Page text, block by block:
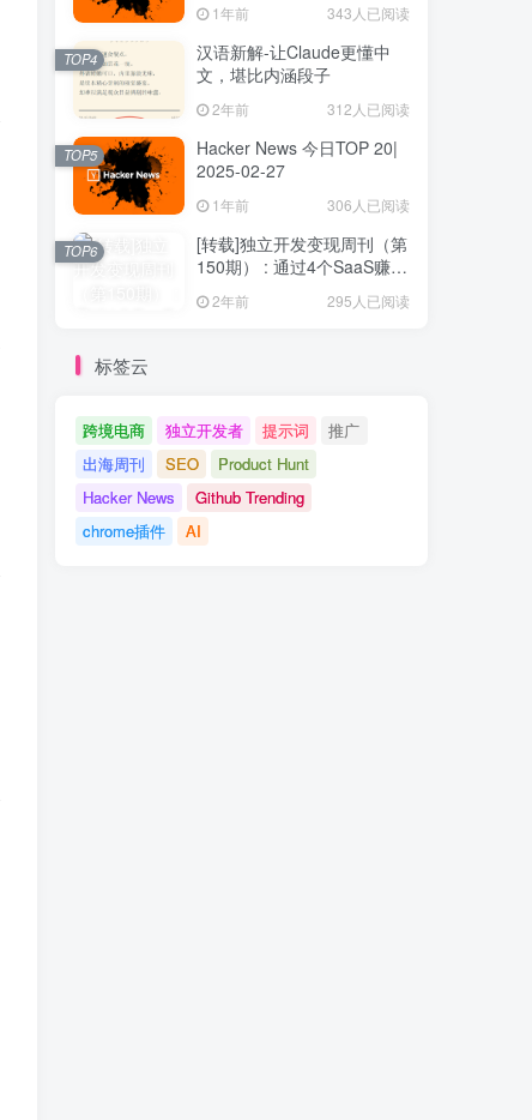
1年前 343人已阅读
汉语新解-让Claude更懂中
文，堪比内涵段子
2年前 312人已阅读
TOP4
Hacker News 今日TOP 20|
2025-02-27
1年前 306人已阅读
TOP5
[转载]独立开发变现周刊（第
150期） : 通过4个SaaS赚取
2年前 295人已阅读
TOP6
标签云
跨境电商 独立开发者 提示词
推广
出海周刊
SEO
Product Hunt
Hacker News
Github Trending
chrome插件
AI